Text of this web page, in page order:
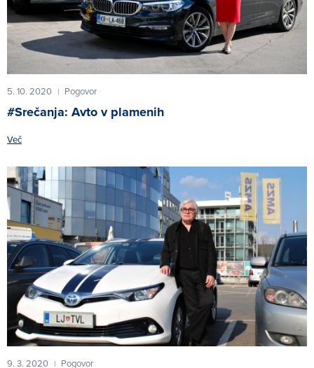
5. 10. 2020 | Pogovor
#Srečanja: Avto v plamenih
Več
9. 3. 2020 | Pogovor